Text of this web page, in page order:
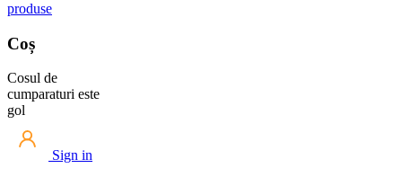
produse
Coș
Cosul de
cumparaturi este
gol
Sign in